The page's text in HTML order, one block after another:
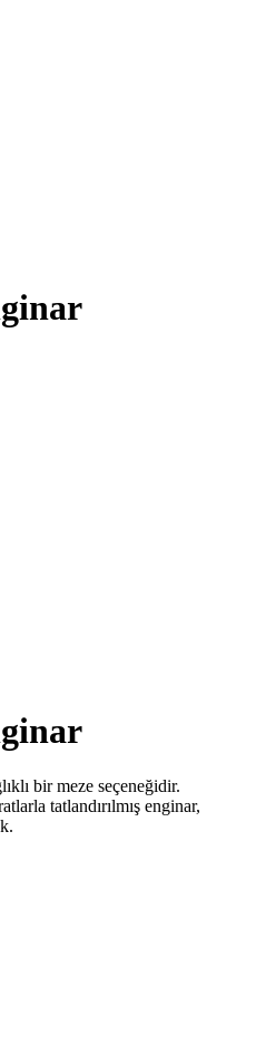
bir meze seçeneğidir.
tatlandırılmış enginar,